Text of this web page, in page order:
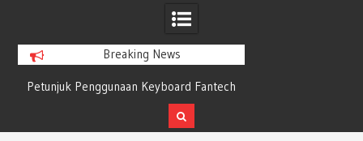
Breaking News
Petunjuk Penggunaan Keyboard Fantech
Maxfit61 Frost Wireless Mechanical